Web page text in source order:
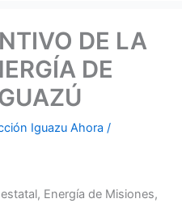
DE LA
DE
Iguazu Ahora /
Energía de Misiones,